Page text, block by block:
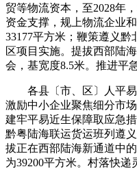
贸等物流资本，至2028年
资金支撑，规上物流企业
33177平方米；鞭策遵义
区项目实施。提拔西部陆
会，基宽度8.5米。推进平
各县〔市、区〕人平易
激励中小企业聚焦细分市
建牢平易近生保障取应急
黔粤陆海联运货运班列遵
拔正在西部陆海新通道中
为39200平方米。村落快递